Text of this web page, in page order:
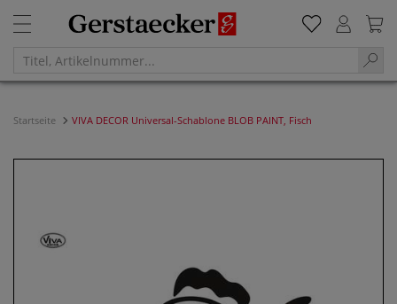
Startseite VIVA DECOR Universal-Schablone BLOB PAINT, Fisch